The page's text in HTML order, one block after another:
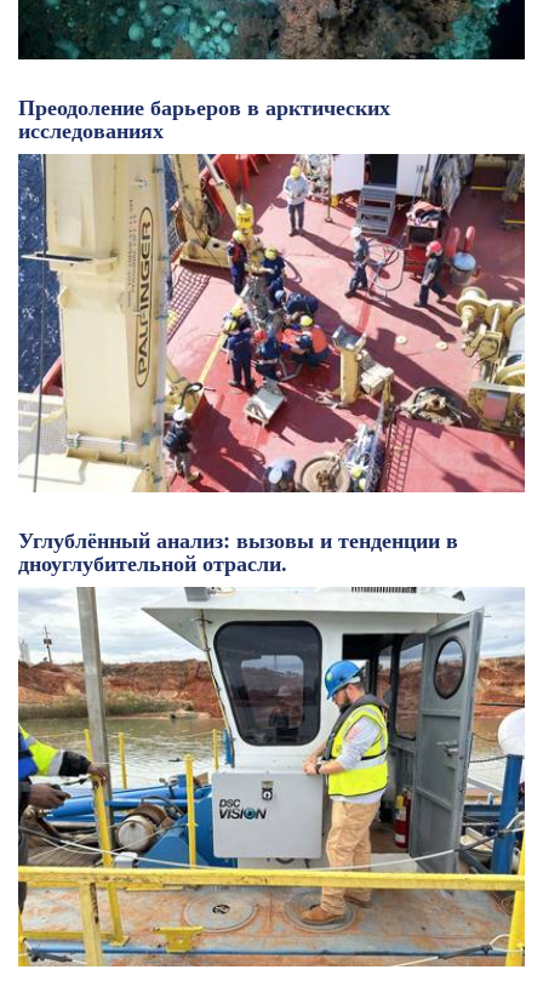
Преодоление барьеров в арктических
исследованиях
Углублённый анализ: вызовы и тенденции в
дноуглубительной отрасли.